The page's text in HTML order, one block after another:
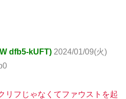
dfb5-kUFT) 2024/01/09(火)
リフじゃなくてファウストを起